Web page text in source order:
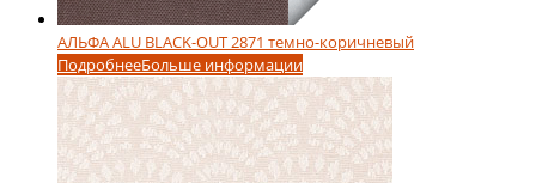
АЛЬФА ALU BLACK-OUT 2871 темно-коричневый
ПодробнееБольше информации